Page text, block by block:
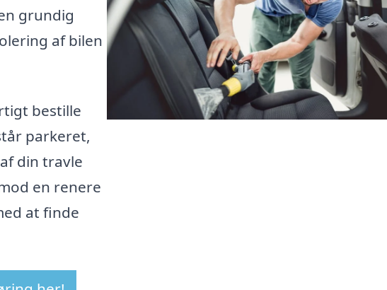
grundig
af bilen
bestille
parkeret,
din travle
en renere
at finde